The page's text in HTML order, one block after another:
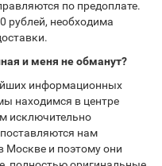
по предоплате.
рублей, необходима
и меня не обманут?
информационных
находимся в центре
исключительно
нам
Москве и поэтому они